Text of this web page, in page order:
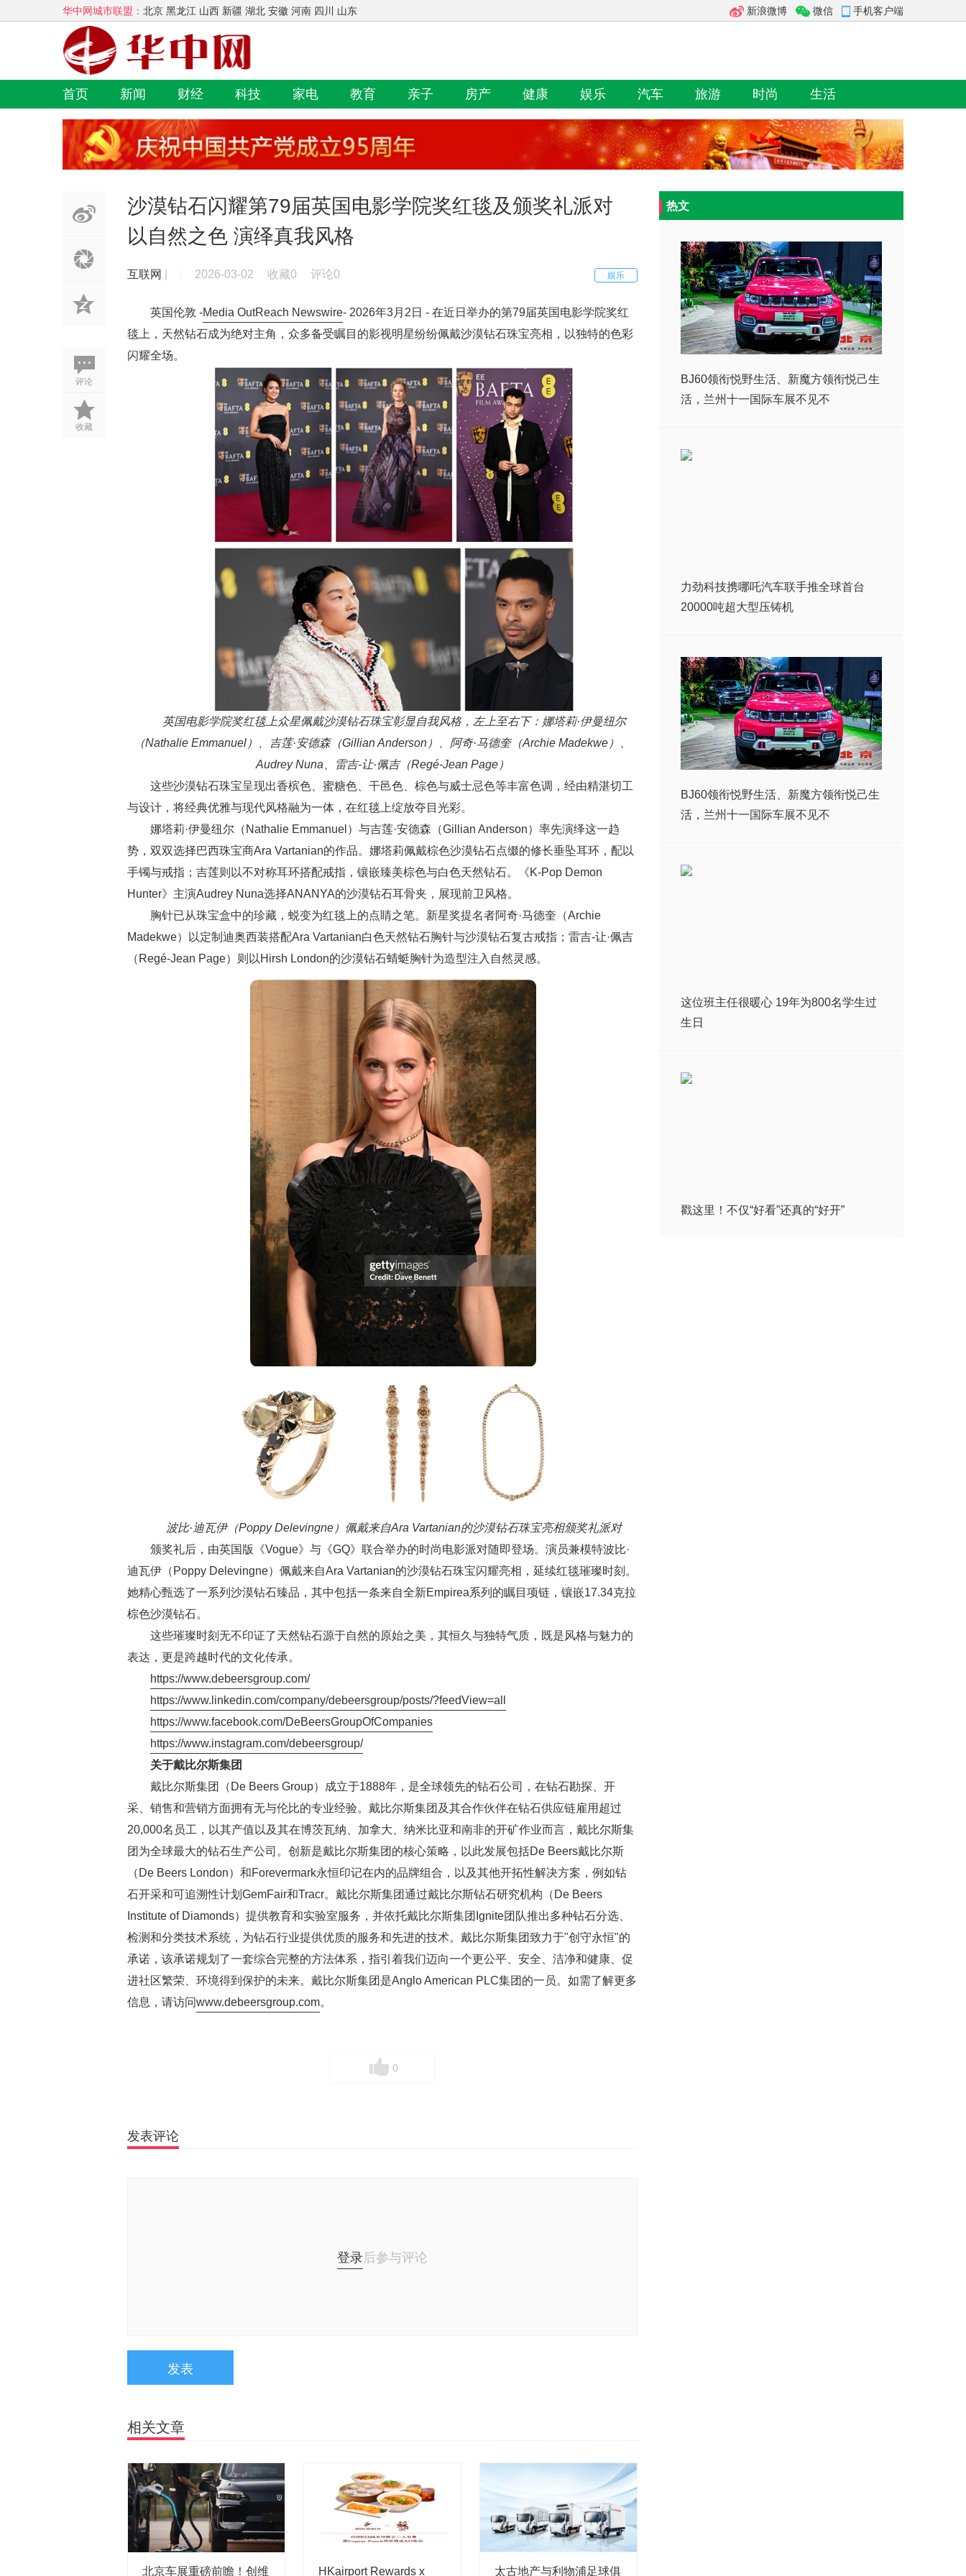
华中网城市联盟： 北京 黑龙江 山西 新疆 湖北 安徽 河南 四川 山东 新浪微博 微信 手机客户端
首页 新闻 财经 科技 家电 教育 亲子 房产 健康 娱乐 汽车 旅游 时尚 生活
评论
收藏
沙漠钻石闪耀第79届英国电影学院奖红毯及颁奖礼派对
以自然之色 演绎真我风格
娱乐
互联网 2026-03-02 收藏0 评论0
英国伦敦 -Media OutReach Newswire- 2026年3月2日 - 在近日举办的第79届英国电影学院奖红
毯上，天然钻石成为绝对主角，众多备受瞩目的影视明星纷纷佩戴沙漠钻石珠宝亮相，以独特的色彩
闪耀全场。
英国电影学院奖红毯上众星佩戴沙漠钻石珠宝彰显自我风格，左上至右下：娜塔莉·伊曼纽尔
（Nathalie Emmanuel）、吉莲·安德森（Gillian Anderson）、阿奇·马德奎（Archie Madekwe）、
Audrey Nuna、雷吉-让·佩吉（Regé-Jean Page）
这些沙漠钻石珠宝呈现出香槟色、蜜糖色、干邑色、棕色与威士忌色等丰富色调，经由精湛切工
与设计，将经典优雅与现代风格融为一体，在红毯上绽放夺目光彩。
娜塔莉·伊曼纽尔（Nathalie Emmanuel）与吉莲·安德森（Gillian Anderson）率先演绎这一趋
势，双双选择巴西珠宝商Ara Vartanian的作品。娜塔莉佩戴棕色沙漠钻石点缀的修长垂坠耳环，配以
手镯与戒指；吉莲则以不对称耳环搭配戒指，镶嵌臻美棕色与白色天然钻石。《K-Pop Demon
Hunter》主演Audrey Nuna选择ANANYA的沙漠钻石耳骨夹，展现前卫风格。
胸针已从珠宝盒中的珍藏，蜕变为红毯上的点睛之笔。新星奖提名者阿奇·马德奎（Archie
Madekwe）以定制迪奥西装搭配Ara Vartanian白色天然钻石胸针与沙漠钻石复古戒指；雷吉-让·佩吉
（Regé-Jean Page）则以Hirsh London的沙漠钻石蜻蜓胸针为造型注入自然灵感。
波比·迪瓦伊（Poppy Delevingne）佩戴来自Ara Vartanian的沙漠钻石珠宝亮相颁奖礼派对
颁奖礼后，由英国版《Vogue》与《GQ》联合举办的时尚电影派对随即登场。演员兼模特波比·
迪瓦伊（Poppy Delevingne）佩戴来自Ara Vartanian的沙漠钻石珠宝闪耀亮相，延续红毯璀璨时刻。
她精心甄选了一系列沙漠钻石臻品，其中包括一条来自全新Empirea系列的瞩目项链，镶嵌17.34克拉
棕色沙漠钻石。
这些璀璨时刻无不印证了天然钻石源于自然的原始之美，其恒久与独特气质，既是风格与魅力的
表达，更是跨越时代的文化传承。
https://www.debeersgroup.com/
https://www.linkedin.com/company/debeersgroup/posts/?feedView=all
https://www.facebook.com/DeBeersGroupOfCompanies
https://www.instagram.com/debeersgroup/
关于戴比尔斯集团
戴比尔斯集团（De Beers Group）成立于1888年，是全球领先的钻石公司，在钻石勘探、开
采、销售和营销方面拥有无与伦比的专业经验。戴比尔斯集团及其合作伙伴在钻石供应链雇用超过
20,000名员工，以其产值以及其在博茨瓦纳、加拿大、纳米比亚和南非的开矿作业而言，戴比尔斯集
团为全球最大的钻石生产公司。创新是戴比尔斯集团的核心策略，以此发展包括De Beers戴比尔斯
（De Beers London）和Forevermark永恒印记在内的品牌组合，以及其他开拓性解决方案，例如钻
石开采和可追溯性计划GemFair和Tracr。戴比尔斯集团通过戴比尔斯钻石研究机构（De Beers
Institute of Diamonds）提供教育和实验室服务，并依托戴比尔斯集团Ignite团队推出多种钻石分选、
检测和分类技术系统，为钻石行业提供优质的服务和先进的技术。戴比尔斯集团致力于"创守永恒"的
承诺，该承诺规划了一套综合完整的方法体系，指引着我们迈向一个更公平、安全、洁净和健康、促
进社区繁荣、环境得到保护的未来。戴比尔斯集团是Anglo American PLC集团的一员。如需了解更多
信息，请访问www.debeersgroup.com。
0
发表评论
登录后参与评论
发表
相关文章
北京车展重磅前瞻！创维 HKairport Rewards x 太古地产与利物浦足球俱
热文
BJ60领衔悦野生活、新魔方领衔悦己生
活，兰州十一国际车展不见不
力劲科技携哪吒汽车联手推全球首台
20000吨超大型压铸机
BJ60领衔悦野生活、新魔方领衔悦己生
活，兰州十一国际车展不见不
这位班主任很暖心 19年为800名学生过
生日
戳这里！不仅“好看”还真的“好开”